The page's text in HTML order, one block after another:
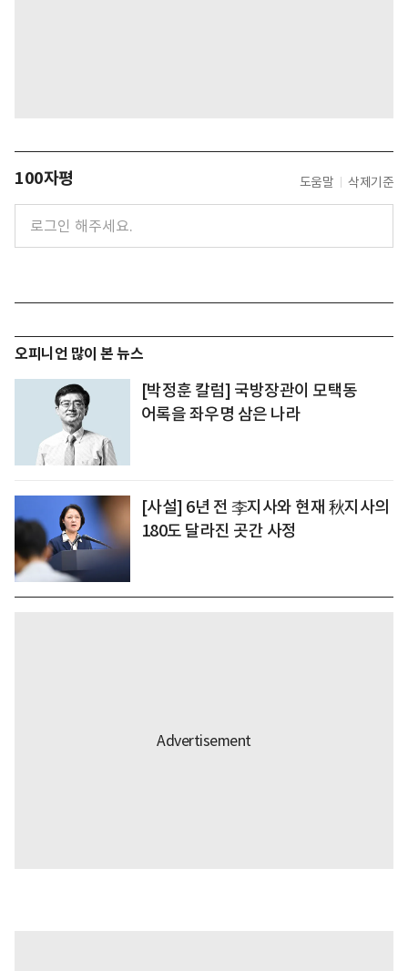
100자평 도움말 삭제기준
오피니언 많이 본 뉴스
[박정훈 칼럼] 국방장관이 모택동
어록을 좌우명 삼은 나라
[사설] 6년 전 李지사와 현재 秋지사의
180도 달라진 곳간 사정